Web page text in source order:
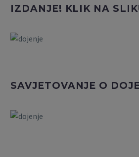
IZDANJE! KLIK NA
SAVJETOVANJE O